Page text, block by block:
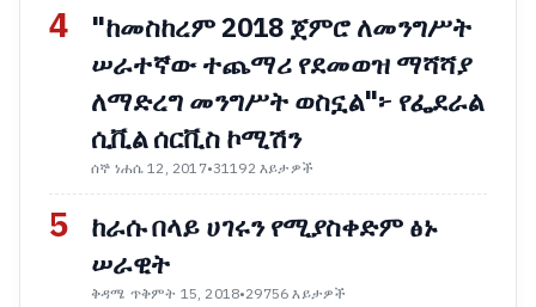
4
"ከመስከረም 2018 ጀምሮ ለመንግሥት
ሠራተኛው ተጨማሪ የደመወዝ ማሻሻያ
ለማድረግ መንግሥት ወስኗል"፦ የፌደራል
ሲቪል ሰርቪስ ኮሚሽን
ሰኞ ነሐሴ 12, 2017•31192 እይታዎች
5
ከራሱ በላይ ሀገሩን የሚያስቀድም ፅኑ
ሠራዊት
ቅዳሜ ጥቅምት 15, 2018•29756 እይታዎች